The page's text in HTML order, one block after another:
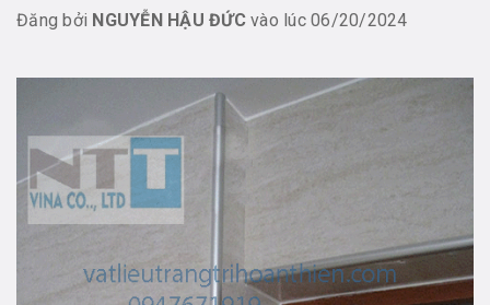
Đăng bởi NGUYỄN HẬU ĐỨCvào lúc 06/20/2024